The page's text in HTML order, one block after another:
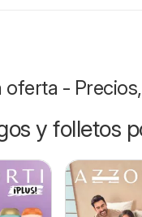
oferta -
y folletos